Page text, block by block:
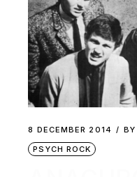
8 DECEMBER 2014 BY
PSYCH ROCK